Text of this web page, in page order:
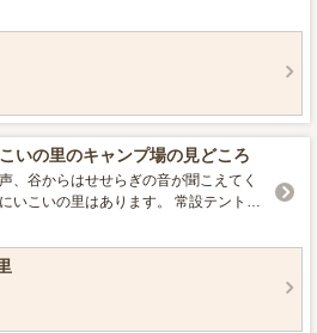
は地元の郷土芸能発表やイワナのつか
だくさん。 ■営業期間／営業時
旬（道路開通後～雪が降るまで） ■設
リア,駐車場,トイレ ■ロケーション
りができる,星空がきれい
いの里のキャンプ場の見どころ
、谷からはせせらぎの音が聞こえてく
いの里はあります。 常設テントが
できます。ただし、シュラフ・毛布等
参下さい。 自動販売機・食材
せんので、バーベキュー等される場合
的広場ではスポーツや